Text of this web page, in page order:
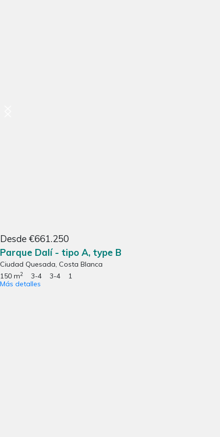
Desde €661.250
Parque Dalí - tipo A, type B
Ciudad Quesada, Costa Blanca
150 m2 3-4 3-4
1
Más detalles